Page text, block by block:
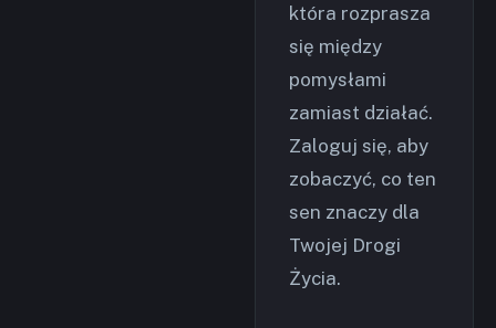
która rozprasza
się między
pomysłami
zamiast działać.
Zaloguj się, aby
zobaczyć, co ten
sen znaczy dla
Twojej Drogi
Życia.